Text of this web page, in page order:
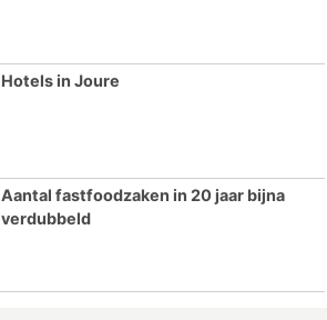
Hotels in Joure
Aantal fastfoodzaken in 20 jaar bijna
verdubbeld